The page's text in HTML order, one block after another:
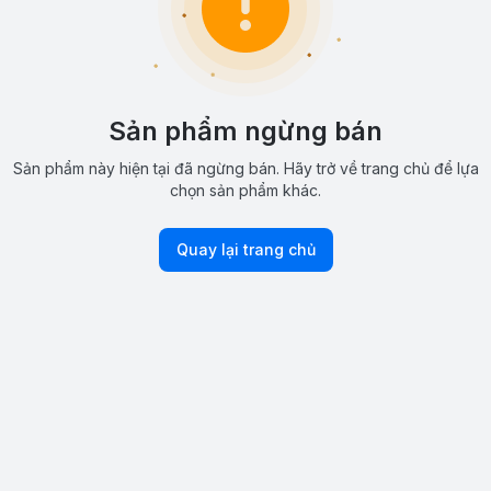
Sản phẩm ngừng bán
Sản phẩm này hiện tại đã ngừng bán. Hãy trở về trang chủ để lựa
chọn sản phẩm khác.
Quay lại trang chủ